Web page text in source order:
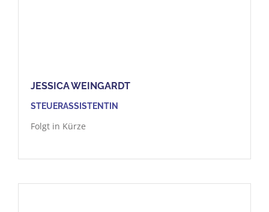
JESSICA WEINGARDT
STEUERASSISTENTIN
Folgt in Kürze